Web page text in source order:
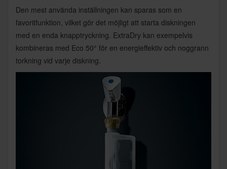
Den mest använda inställningen kan sparas som en
favoritfunktion, vilket gör det möjligt att starta diskningen
med en enda knapptryckning. ExtraDry kan exempelvis
kombineras med Eco 50° för en energieffektiv och noggrann
torkning vid varje diskning.